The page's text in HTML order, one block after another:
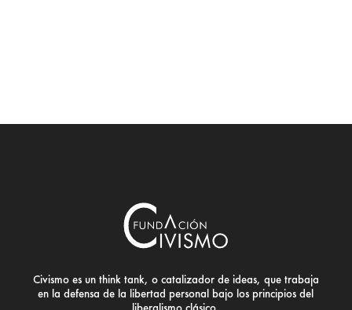
Civismo es un think tank, o catalizador de ideas, que trabaja
en la defensa de la libertad personal bajo los principios del